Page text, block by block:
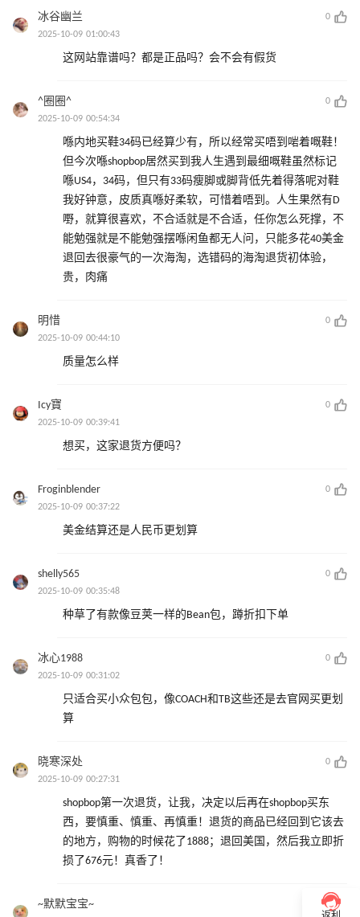
冰谷幽兰
0
2025-10-09 01:00:43
这网站靠谱吗？都是正品吗？会不会有假货
^圈圈^
0
2025-10-09 00:54:34
喺内地买鞋34码已经算少有，所以经常买唔到啱着嘅鞋！
但今次喺shopbop居然买到我人生遇到最细嘅鞋虽然标记
喺US4，34码，但只有33码瘦脚或脚背低先着得落呢对鞋
我好钟意，皮质真喺好柔软，可惜着唔到。人生果然有D
嘢，就算很喜欢，不合适就是不合适，任你怎么死撑，不
能勉强就是不能勉强摆喺闲鱼都无人问，只能多花40美金
退回去很豪气的一次海淘，选错码的海淘退货初体验，
贵，肉痛
明惜
0
2025-10-09 00:44:10
质量怎么样
Icy寶
0
2025-10-09 00:39:41
想买，这家退货方便吗？
Froginblender
0
2025-10-09 00:37:22
美金结算还是人民币更划算
shelly565
0
2025-10-09 00:35:48
种草了有款像豆荚一样的Bean包，蹲折扣下单
冰心1988
0
2025-10-09 00:31:02
只适合买小众包包，像COACH和TB这些还是去官网买更划
算
晓寒深处
0
2025-10-09 00:27:31
shopbop第一次退货，让我，决定以后再在shopbop买东
西，要慎重、慎重、再慎重！退货的商品已经回到它该去
的地方，购物的时候花了1888；退回美国，然后我立即折
损了676元！真香了！
~默默宝宝~
0